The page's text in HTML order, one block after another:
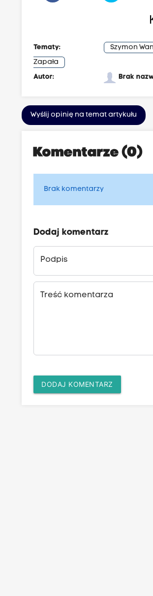
Tematy: Szymon
Zapała
Autor:
Brak
Wyślij opinię na temat artykułu
Komentarze (0)
Brak komentarzy
Dodaj komentarz
Podpis
Treść komentarza
DODAJ KOMENTARZ